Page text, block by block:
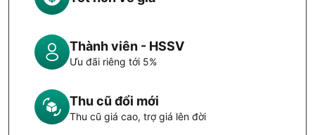
Thành viên - HSSV
Ưu đãi riêng tới 5%
Thu cũ đổi mới
Thu cũ giá cao, trợ giá lên đời